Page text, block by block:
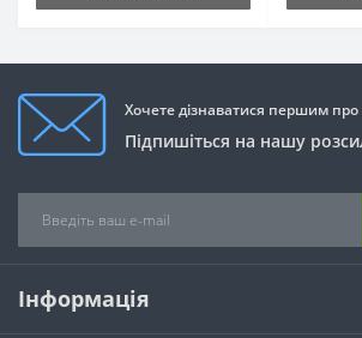
Хочете дізнаватися першим про
Підпишіться на нашу
Інформація